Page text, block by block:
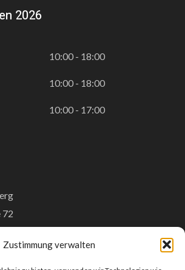
Zustimmung verwalten
2026
10:00 - 18:00
10:00 - 18:00
10:00 - 17:00
72